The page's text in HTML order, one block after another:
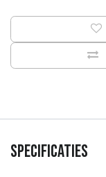
Specificaties